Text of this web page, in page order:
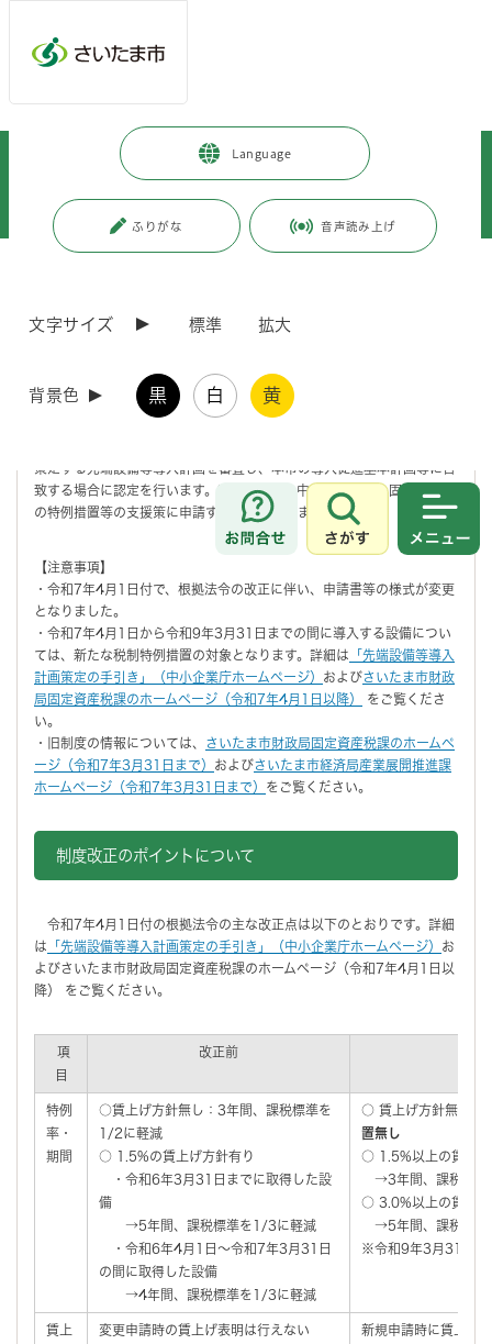
Language
ふりがな 音声読み上げ
文字サイズ 標準 拡大
背景色 黒 白 黄
お問合せ
さがす
事業者向けの情報 > 税金 >
固定資産税・都市計画税
画」の認定申請受付について
（令和7年4月1日以降）中小企業等経営強化法に
策定する先端設備等導入計画を審査し、本市の導入促進基本計画等に合
致する場合に認定を行います。認定を受けた中小企業者は、固定資産税
の特例措置等の支援策に申請することができます。
【注意事項】
・令和7年4月1日付で、根拠法令の改正に伴い、申請書等の様式が変更
となりました。
・令和7年4月1日から令和9年3月31日までの間に導入する設備につい
ては、新たな税制特例措置の対象となります。詳細は 「先端設備等導入
計画策定の手引き」（中小企業庁ホームページ） およびさいたま市財政
局固定資産税課のホームページ（令和7年4月1日以降）
をご覧くださ
い。
・旧制度の情報については、 さいたま市財政局固定資産税課のホームペ
ージ（令和7年3月31日まで） およびさいたま市経済局産業展開推進課
ホームページ（令和7年3月31日まで） をご覧ください。
制度改正のポイントについて
令和7年4月1日付の根拠法令の主な改正点は以下のとおりです。詳細
は 「先端設備等導入計画策定の手引き」（中小企業庁ホームページ） お
よびさいたま市財政局固定資産税課のホームページ（令和7年4月1日以
降） をご覧ください。
項
目
改正前
特例
率・
期間
○賃上げ方針無し：3年間、課税標準を
1/2に軽減
○ 1.5%の賃上げ方針有り
・令和6年3月31日までに取得した設
備
→5年間、課税標準を1/3に軽減
・令和6年4月1日～令和7年3月31日
の間に取得した設備
→4年間、課税標準を1/3に軽減
○ 賃上げ方針無し：
置無し
○ 1.5%以上の賃上げ
→3年間、課税標準
○ 3.0%以上の賃上げ
→5年間、課税標準
※令和9年3月31日ま
賃上
変更申請時の賃上げ表明は行えない
新規申請時に賃上げ